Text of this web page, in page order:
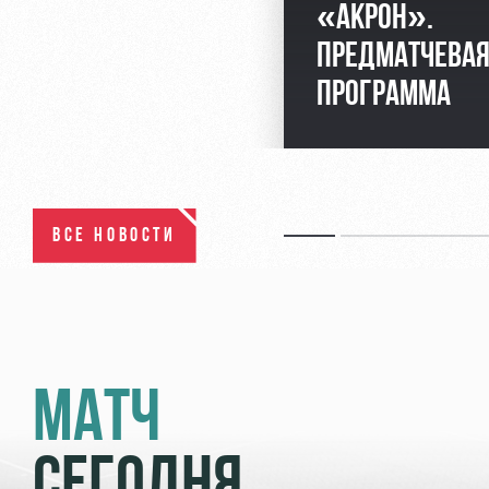
«АКРОН».
ПРЕДМАТЧЕВАЯ
ПРОГРАММА
ВСЕ НОВОСТИ
МАТЧ